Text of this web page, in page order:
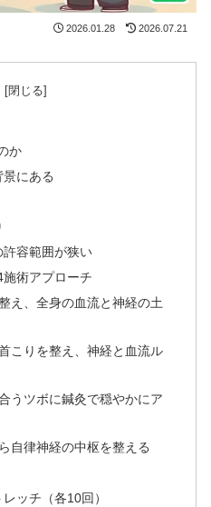
2026.01.28 2026.07.21
か
にある
容範囲が狭い
術アプローチ
、全身の血流と神経の土
りを整え、神経と血流ル
ツボに鍼灸で穏やかにア
律神経の中枢を整える
ッチ（各10回）